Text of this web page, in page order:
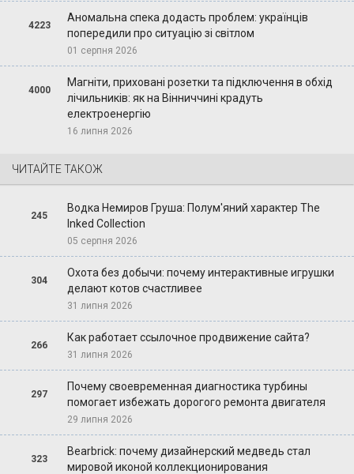
4223
Аномальна спека додасть проблем: українців
попередили про ситуацію зі світлом
01 серпня 2026
4000
Магніти, приховані розетки та підключення в обхід
лічильників: як на Вінниччині крадуть
електроенергію
16 липня 2026
ЧИТАЙТЕ ТАКОЖ
245
Водка Немиров Груша: Полум'яний характер The
Inked Collection
05 серпня 2026
304
Охота без добычи: почему интерактивные игрушки
делают котов счастливее
31 липня 2026
266
Как работает ссылочное продвижение сайта?
31 липня 2026
297
Почему своевременная диагностика турбины
помогает избежать дорогого ремонта двигателя
29 липня 2026
323
Bearbrick: почему дизайнерский медведь стал
мировой иконой коллекционирования